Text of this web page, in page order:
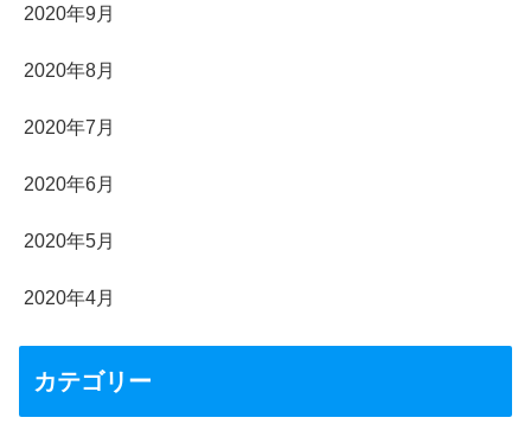
2020年9月
2020年8月
2020年7月
2020年6月
2020年5月
2020年4月
カテゴリー